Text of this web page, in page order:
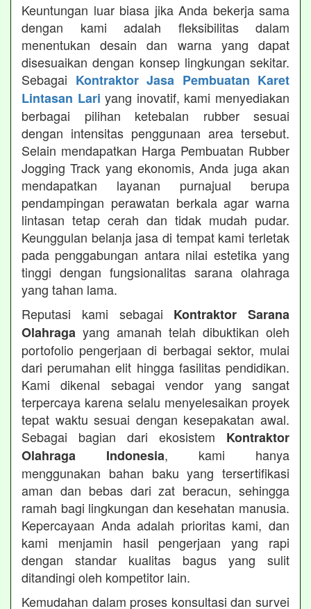
Keuntungan luar biasa jika Anda bekerja sama
dengan kami adalah fleksibilitas dalam
menentukan desain dan warna yang dapat
disesuaikan dengan konsep lingkungan sekitar.
Sebagai Kontraktor Jasa Pembuatan Karet
Lintasan Lari yang inovatif, kami menyediakan
berbagai pilihan ketebalan rubber sesuai
dengan intensitas penggunaan area tersebut.
Selain mendapatkan Harga Pembuatan Rubber
Jogging Track yang ekonomis, Anda juga akan
mendapatkan layanan purnajual berupa
pendampingan perawatan berkala agar warna
lintasan tetap cerah dan tidak mudah pudar.
Keunggulan belanja jasa di tempat kami terletak
pada penggabungan antara nilai estetika yang
tinggi dengan fungsionalitas sarana olahraga
yang tahan lama.
Reputasi kami sebagai Kontraktor Sarana
Olahraga yang amanah telah dibuktikan oleh
portofolio pengerjaan di berbagai sektor, mulai
dari perumahan elit hingga fasilitas pendidikan.
Kami dikenal sebagai vendor yang sangat
terpercaya karena selalu menyelesaikan proyek
tepat waktu sesuai dengan kesepakatan awal.
Sebagai bagian dari ekosistem Kontraktor
Olahraga Indonesia, kami hanya
menggunakan bahan baku yang tersertifikasi
aman dan bebas dari zat beracun, sehingga
ramah bagi lingkungan dan kesehatan manusia.
Kepercayaan Anda adalah prioritas kami, dan
kami menjamin hasil pengerjaan yang rapi
dengan standar kualitas bagus yang sulit
ditandingi oleh kompetitor lain.
Kemudahan dalam proses konsultasi dan survei